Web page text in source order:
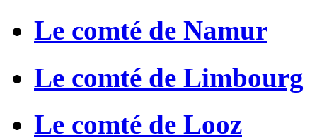
Le comté de Namur
Le comté de Limbourg
Le comté de Looz